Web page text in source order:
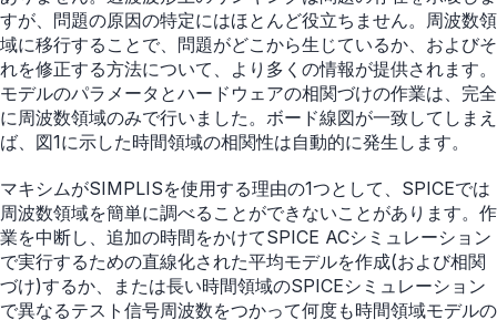
すが、問題の原因の特定にはほとんど役立ちません。周波数領
域に移行することで、問題がどこから生じているか、およびそ
れを修正する方法について、より多くの情報が提供されます。
モデルのパラメータとハードウェアの相関づけの作業は、完全
に周波数領域のみで行いました。ボード線図が一致してしまえ
ば、図1に示した時間領域の相関性は自動的に発生します。
マキシムがSIMPLISを使用する理由の1つとして、SPICEでは
周波数領域を簡単に調べることができないことがあります。作
業を中断し、追加の時間をかけてSPICE ACシミュレーション
で実行するための直線化された平均モデルを作成(および相関
づけ)するか、または長い時間領域のSPICEシミュレーション
で異なるテスト信号周波数をつかって何度も時間領域モデルの